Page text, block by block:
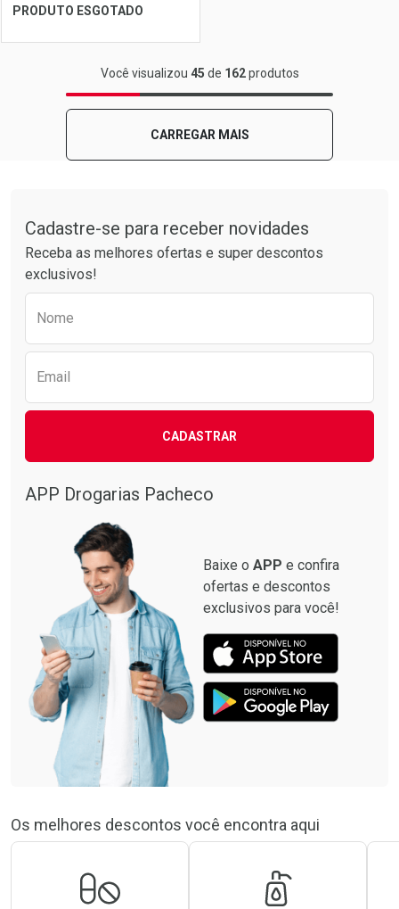
Ver Desconto Convênio
PRODUTO ESGOTADO
FECHAR
Laboratório
Ver Desconto Convênio
FECHAR
Por Menos
Você visualizou 45 de 162produtos
CARREGAR MAIS
Cadastre-se para receber novidades
Receba as melhores ofertas e super descontos
exclusivos!
Nome
Email
CADASTRAR
APP Drogarias Pacheco
Baixe o APP e confira
ofertas e descontos
exclusivos para você!
Os melhores descontos você encontra aqui